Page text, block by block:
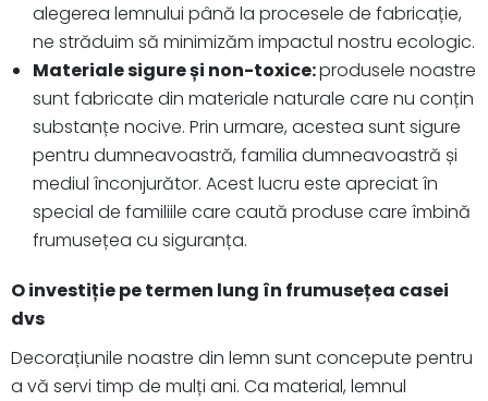
alegerea lemnului până la procesele de fabricație,
ne străduim să minimizăm impactul nostru ecologic.
Materiale sigure și non-toxice:produsele noastre
sunt fabricate din materiale naturale care nu conțin
substanțe nocive. Prin urmare, acestea sunt sigure
pentru dumneavoastră, familia dumneavoastră și
mediul înconjurător. Acest lucru este apreciat în
special de familiile care caută produse care îmbină
frumusețea cu siguranța.
O investiție pe termen lung în frumusețea casei
dvs
Decorațiunile noastre din lemn sunt concepute pentru
a vă servi timp de mulți ani. Ca material, lemnul